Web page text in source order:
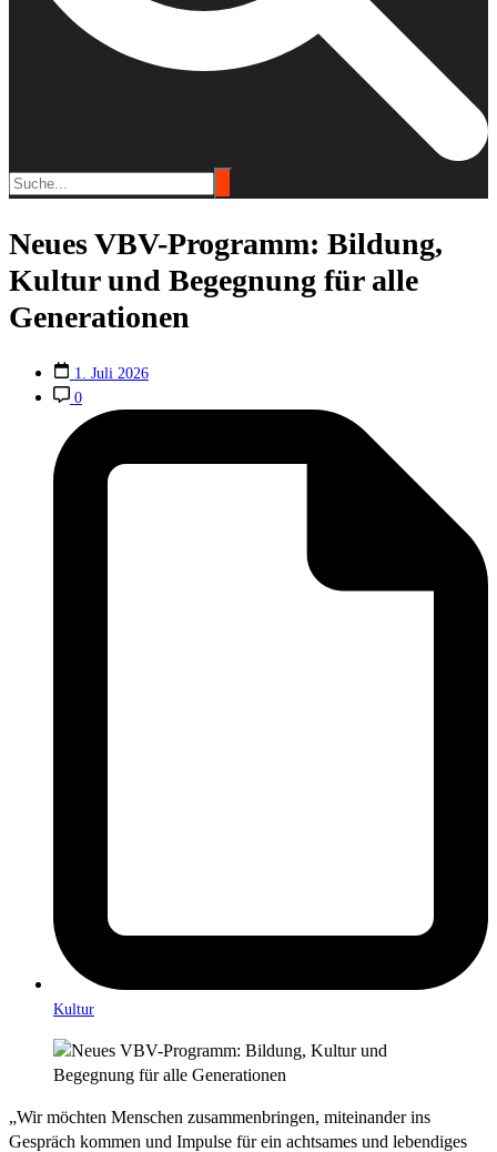
Neues VBV-Programm: Bildung,
Kultur und Begegnung für alle
Generationen
1. Juli 2026
0
Kultur
„Wir möchten Menschen zusammenbringen, miteinander ins
Gespräch kommen und Impulse für ein achtsames und lebendiges